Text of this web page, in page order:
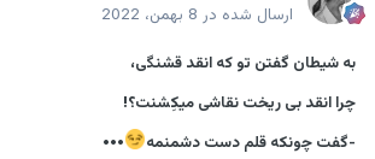
ارسال شده در 8 بهمن، 2022
به شیطان گفتن تو که انقد قشنگی،
چرا انقد بی ریخت نقاشی میکِشنت؟!
-گفت چونکه قلم دست دشمنمه •••